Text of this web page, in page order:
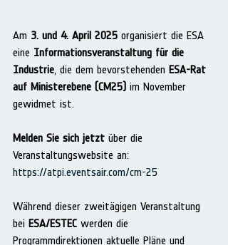
Am 3. und 4. April 2025 organisiert die ESA
eine Informationsveranstaltung für die
Industrie, die dem bevorstehenden ESA-Rat
auf Ministerebene (CM25) im November
gewidmet ist.
Melden Sie sich jetzt über die
Veranstaltungswebsite an:
https://atpi.eventsair.com/cm-25
Während dieser zweitägigen Veranstaltung
bei ESA/ESTEC werden die
Programmdirektionen aktuelle Pläne und